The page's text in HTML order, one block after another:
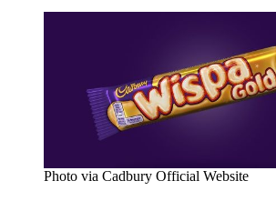
Photo via Cadbury Official Website